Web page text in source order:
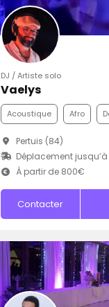
DJ / Artiste solo
Vaelys
Acoustique Afro
Pertuis (84)
Déplacement
À partir de 800€
Contacter